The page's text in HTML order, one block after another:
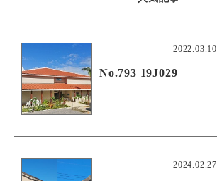
2022.03.10
No.793 19J029
2024.02.27